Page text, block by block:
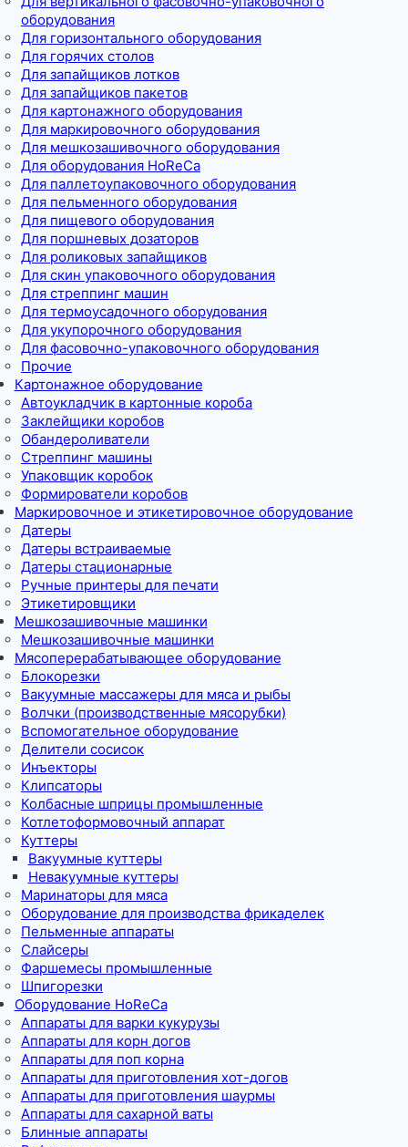
оборудования
Для горизонтального оборудования
Для горячих столов
Для запайщиков лотков
Для запайщиков пакетов
Для картонажного оборудования
Для маркировочного оборудования
Для мешкозашивочного оборудования
Для оборудования HoReCa
Для паллетоупаковочного оборудования
Для пельменного оборудования
Для пищевого оборудования
Для поршневых дозаторов
Для роликовых запайщиков
Для скин упаковочного оборудования
Для стреппинг машин
Для термоусадочного оборудования
Для укупорочного оборудования
Для фасовочно-упаковочного оборудования
Прочие
Картонажное оборудование
Автоукладчик в картонные короба
Заклейщики коробов
Обандероливатели
Стреппинг машины
Упаковщик коробок
Формирователи коробов
Маркировочное и этикетировочное оборудование
Датеры
Датеры встраиваемые
Датеры стационарные
Ручные принтеры для печати
Этикетировщики
Мешкозашивочные машинки
Мешкозашивочные машинки
Мясоперерабатывающее оборудование
Блокорезки
Вакуумные массажеры для мяса и рыбы
Волчки (производственные мясорубки)
Вспомогательное оборудование
Делители сосисок
Инъекторы
Клипсаторы
Колбасные шприцы промышленные
Котлетоформовочный аппарат
Куттеры
Вакуумные куттеры
Невакуумные куттеры
Маринаторы для мяса
Оборудование для производства фрикаделек
Пельменные аппараты
Слайсеры
Фаршемесы промышленные
Шпигорезки
Оборудование HoReCa
Аппараты для варки кукурузы
Аппараты для корн догов
Аппараты для поп корна
Аппараты для приготовления хот-догов
Аппараты для приготовления шаурмы
Аппараты для сахарной ваты
Блинные аппараты